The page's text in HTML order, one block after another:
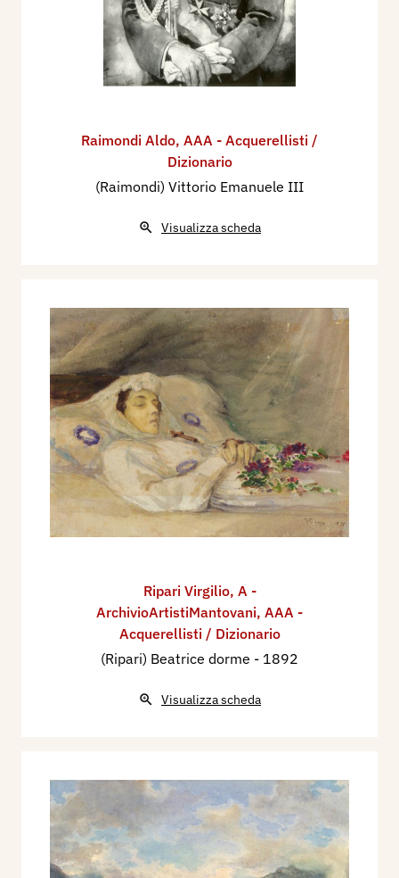
Raimondi Aldo, AAA - Acquerellisti /
Dizionario
(Raimondi) Vittorio Emanuele III
Visualizza scheda
Ripari Virgilio, A -
ArchivioArtistiMantovani, AAA -
Acquerellisti / Dizionario
(Ripari) Beatrice dorme - 1892
Visualizza scheda